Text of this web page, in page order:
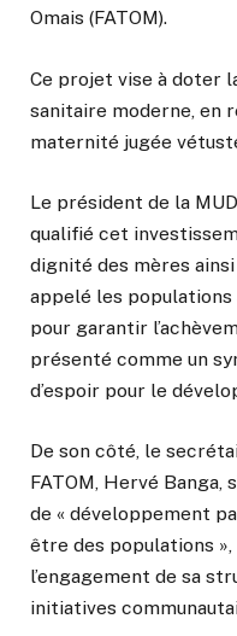
Omais (FATOM).
Ce projet vise à doter
sanitaire moderne, en
maternité jugée
Le président de la
qualifié cet
dignité des mères ainsi
appelé les
pour garantir
présenté comme un
d’espoir pour le
De son côté, le
FATOM, Hervé Banga,
de « développement
être des populations
l’engagement de sa
initiatives